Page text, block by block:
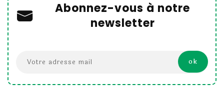
Abonnez-vous à notre
newsletter